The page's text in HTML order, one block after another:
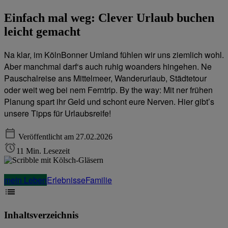
Einfach mal weg: Clever Urlaub buchen
leicht gemacht
Na klar, im KölnBonner Umland fühlen wir uns ziemlich wohl.
Aber manchmal darf‘s auch ruhig woanders hingehen. Ne
Pauschalreise ans Mittelmeer, Wanderurlaub, Städtetour
oder weit weg bei nem Ferntrip. By the way: Mit ner frühen
Planung spart ihr Geld und schont eure Nerven. Hier gibt’s
unsere Tipps für Urlaubsreife!
Veröffentlicht am 27.02.2026
11 Min. Lesezeit
mein LebenErlebnisseFamilie
Inhaltsverzeichnis